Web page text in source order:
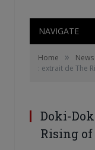
NAVIGATE
Home » News
: extrait de The
Doki-
Rising